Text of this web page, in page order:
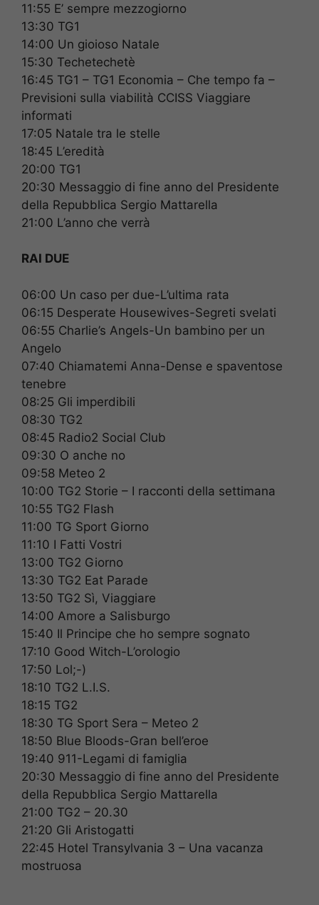
11:55 E’ sempre mezzogiorno
13:30 TG1
14:00 Un gioioso Natale
15:30 Techetechetè
16:45 TG1 – TG1 Economia – Che tempo fa –
Previsioni sulla viabilità CCISS Viaggiare
informati
17:05 Natale tra le stelle
18:45 L’eredità
20:00 TG1
20:30 Messaggio di fine anno del Presidente
della Repubblica Sergio Mattarella
21:00 L’anno che verrà
RAI DUE
06:00 Un caso per due-L’ultima rata
06:15 Desperate Housewives-Segreti svelati
06:55 Charlie’s Angels-Un bambino per un
Angelo
07:40 Chiamatemi Anna-Dense e spaventose
tenebre
08:25 Gli imperdibili
08:30 TG2
08:45 Radio2 Social Club
09:30 O anche no
09:58 Meteo 2
10:00 TG2 Storie – I racconti della settimana
10:55 TG2 Flash
11:00 TG Sport Giorno
11:10 I Fatti Vostri
13:00 TG2 Giorno
13:30 TG2 Eat Parade
13:50 TG2 Sì, Viaggiare
14:00 Amore a Salisburgo
15:40 Il Principe che ho sempre sognato
17:10 Good Witch-L’orologio
17:50 Lol;-)
18:10 TG2 L.I.S.
18:15 TG2
18:30 TG Sport Sera – Meteo 2
18:50 Blue Bloods-Gran bell’eroe
19:40 911-Legami di famiglia
20:30 Messaggio di fine anno del Presidente
della Repubblica Sergio Mattarella
21:00 TG2 – 20.30
21:20 Gli Aristogatti
22:45 Hotel Transylvania 3 – Una vacanza
mostruosa